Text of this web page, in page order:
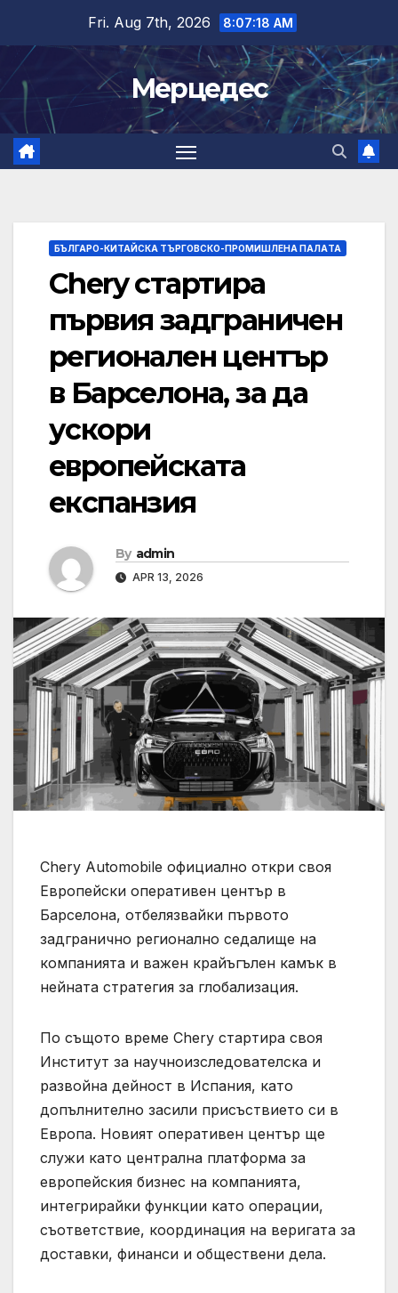
content
Fri. Aug 7th, 2026 8:07:19 AM
Мерцедес
БЪЛГАРО-КИТАЙСКА ТЪРГОВСКО-ПРОМИШЛЕНА ПАЛAТА
Chery стартира
първия задграничен
регионален център
в Барселона, за да
ускори
европейската
експанзия
By admin
APR 13, 2026
Chery Automobile официално откри своя
Европейски оперативен център в
Барселона, отбелязвайки първото
задгранично регионално седалище на
компанията и важен крайъгълен камък в
нейната стратегия за глобализация.
По същото време Chery стартира своя
Институт за научноизследователска и
развойна дейност в Испания, като
допълнително засили присъствието си в
Европа. Новият оперативен център ще
служи като централна платформа за
европейския бизнес на компанията,
интегрирайки функции като операции,
съответствие, координация на веригата за
доставки, финанси и обществени дела.